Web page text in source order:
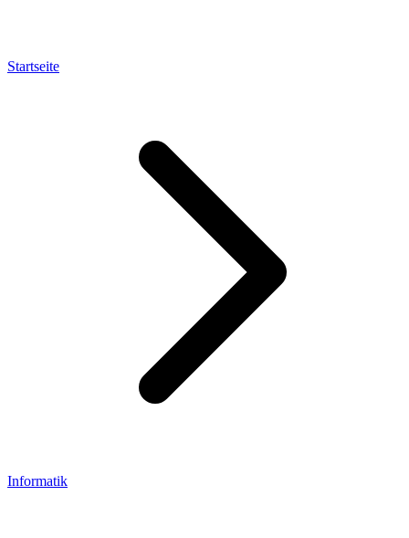
Startseite
Informatik